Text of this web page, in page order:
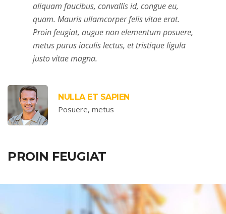
aliquam faucibus, convallis id, congue eu,
quam. Mauris ullamcorper felis vitae erat.
Proin feugiat, augue non elementum posuere,
metus purus iaculis lectus, et tristique ligula
justo vitae magna.
NULLA ET SAPIEN
Posuere, metus
PROIN FEUGIAT